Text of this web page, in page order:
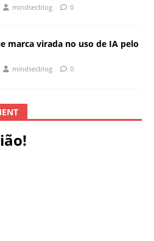
mindsecblog 0
marca virada no uso de IA pelo
mindsecblog 0